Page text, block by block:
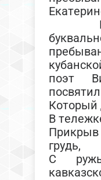
На
поэт
Который
В
грудь,
С